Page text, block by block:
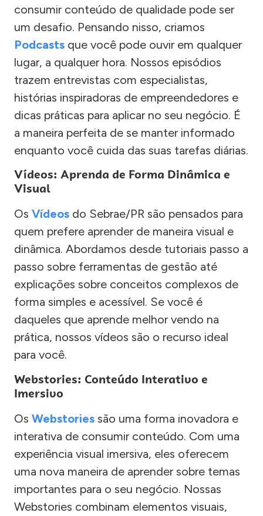
consumir conteúdo de qualidade pode ser
um desafio. Pensando nisso, criamos
Podcasts que você pode ouvir em qualquer
lugar, a qualquer hora. Nossos episódios
trazem entrevistas com especialistas,
histórias inspiradoras de empreendedores e
dicas práticas para aplicar no seu negócio. É
a maneira perfeita de se manter informado
enquanto você cuida das suas tarefas diárias.
Vídeos: Aprenda de Forma Dinâmica e
Visual
Os Vídeos do Sebrae/PR são pensados para
quem prefere aprender de maneira visual e
dinâmica. Abordamos desde tutoriais passo a
passo sobre ferramentas de gestão até
explicações sobre conceitos complexos de
forma simples e acessível. Se você é
daqueles que aprende melhor vendo na
prática, nossos vídeos são o recurso ideal
para você.
Webstories: Conteúdo Interativo e
Imersivo
Os Webstories são uma forma inovadora e
interativa de consumir conteúdo. Com uma
experiência visual imersiva, eles oferecem
uma nova maneira de aprender sobre temas
importantes para o seu negócio. Nossas
Webstories combinam elementos visuais,